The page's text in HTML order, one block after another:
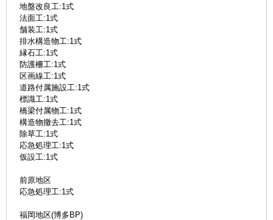
地盤改良工:1式
法面工:1式
舗装工:1式
排水構造物工:1式
縁石工:1式
防護柵工:1式
区画線工:1式
道路付属施設工:1式
標識工:1式
橋梁付属物工:1式
構造物撤去工:1式
除草工:1式
応急処理工:1式
仮設工:1式
前原地区
応急処理工:1式
福岡地区(博多BP)